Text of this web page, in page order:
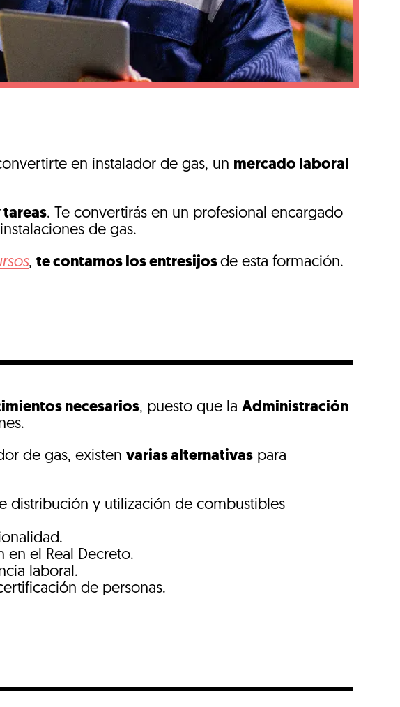
en instalador de gas, un mercado laboral
. Te convertirás en un profesional encargado
de gas.
,te contamos los entresijosde esta formación.
necesarios, puesto que laAdministración
de gas, existenvarias alternativas para
distribución y utilización de combustibles
el Real Decreto.
laboral.
de personas.